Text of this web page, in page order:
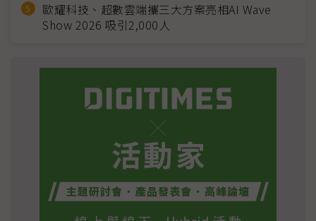
歐耀科技、超數雲端攜三大方案亮相AI Wave
Show 2026 吸引2,000人